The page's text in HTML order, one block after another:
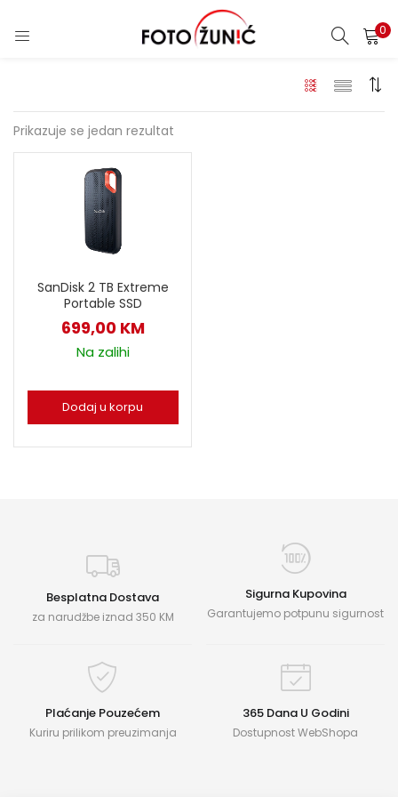
0
Prikazuje se jedan rezultat
SanDisk 2 TB Extreme
Portable SSD
699,00 KM
Na zalihi
Dodaj u korpu
Besplatna Dostava
za narudžbe iznad 350 KM
Sigurna Kupovina
Garantujemo potpunu sigurnost
Plaćanje Pouzećem
Kuriru prilikom preuzimanja
365 Dana U Godini
Dostupnost WebShopa